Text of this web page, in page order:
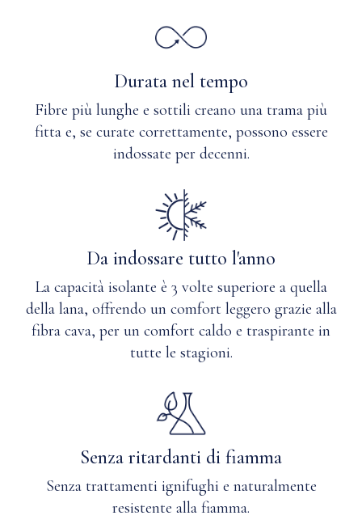
Durata nel tempo
Fibre più lunghe e sottili creano una trama più
fitta e, se curate correttamente, possono essere
indossate per decenni.
Da indossare tutto l'anno
La capacità isolante è 3 volte superiore a quella
della lana, offrendo un comfort leggero grazie alla
fibra cava, per un comfort caldo e traspirante in
tutte le stagioni.
Senza ritardanti di fiamma
Senza trattamenti ignifughi e naturalmente
resistente alla fiamma.